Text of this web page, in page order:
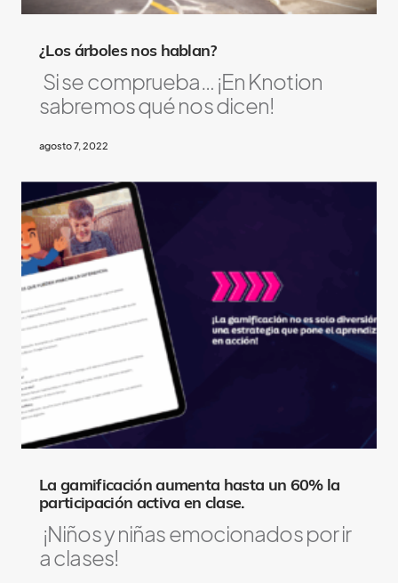
¿Los árboles nos hablan?
Si se comprueba… ¡En Knotion
sabremos qué nos dicen!
agosto 7, 2022
La gamificación aumenta hasta un 60% la
participación activa en clase.
¡Niños y niñas emocionados por ir
a clases!